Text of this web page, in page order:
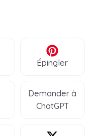
Épingler
Demander à
ChatGPT